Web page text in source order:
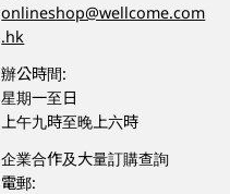
onlineshop@wellcome.com
.hk
辦公時間:
星期一至日
上午九時至晚上六時
企業合作及大量訂購查詢
電郵: